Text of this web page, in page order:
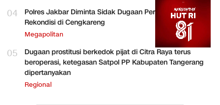
04
Polres Jakbar Diminta Sidak Dugaan Perakitan HP
Rekondisi di Cengkareng
Megapolitan
05
Dugaan prostitusi berkedok pijat di Citra Raya terus
beroperasi, ketegasan Satpol PP Kabupaten Tangerang
dipertanyakan
Regional